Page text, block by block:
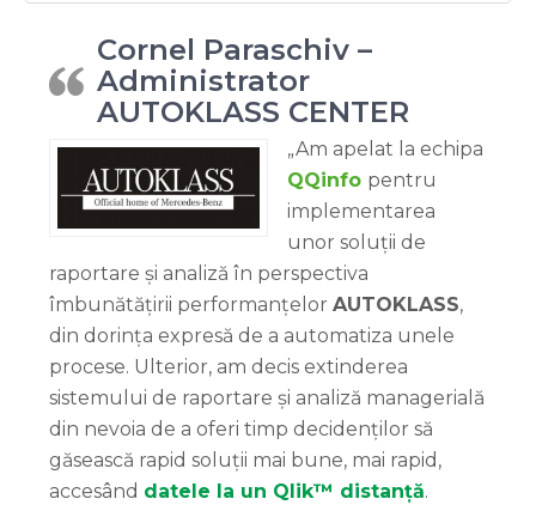
Cornel Paraschiv –
Administrator
AUTOKLASS CENTER
„Am apelat la echipa
QQinfo pentru
implementarea
unor soluții de
raportare și analiză în perspectiva
îmbunătățirii performanțelor AUTOKLASS,
din dorința expresă de a automatiza unele
procese. Ulterior, am decis extinderea
sistemului de raportare și analiză managerială
din nevoia de a oferi timp decidenților să
găsească rapid soluții mai bune, mai rapid,
accesând datele la un Qlik™ distanță.